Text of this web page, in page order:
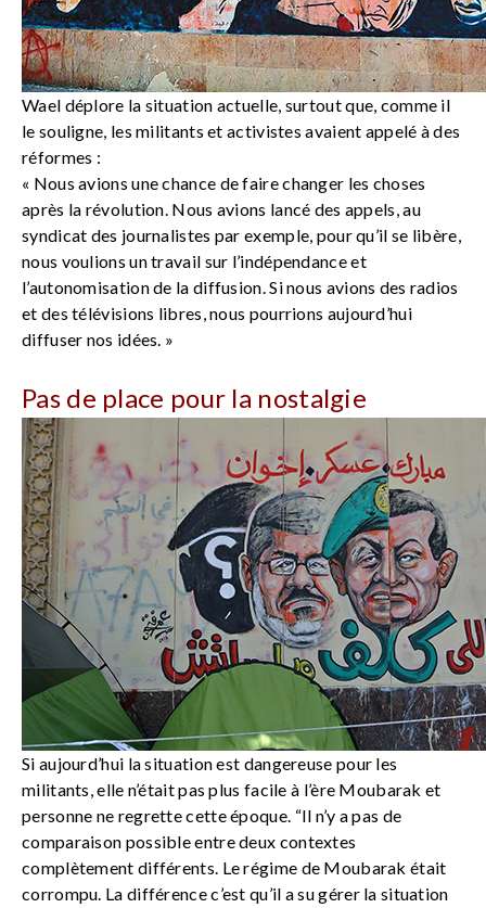
Wael déplore la situation actuelle, surtout que, comme il
le souligne, les militants et activistes avaient appelé à des
réformes :
« Nous avions une chance de faire changer les choses
après la révolution. Nous avions lancé des appels, au
syndicat des journalistes par exemple, pour qu’il se libère,
nous voulions un travail sur l’indépendance et
l’autonomisation de la diffusion. Si nous avions des radios
et des télévisions libres, nous pourrions aujourd’hui
diffuser nos idées. »
Pas de place pour la nostalgie
Si aujourd’hui la situation est dangereuse pour les
militants, elle n’était pas plus facile à l’ère Moubarak et
personne ne regrette cette époque. “Il n’y a pas de
comparaison possible entre deux contextes
complètement différents. Le régime de Moubarak était
corrompu. La différence c’est qu’il a su gérer la situation